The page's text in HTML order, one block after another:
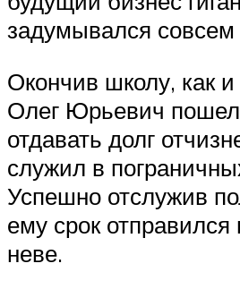
задумывался совсем
Окончив школу, как и
Олег Юрьевич
отдавать долг
служил в
Успешно отслужив
ему срок отправился
неве.